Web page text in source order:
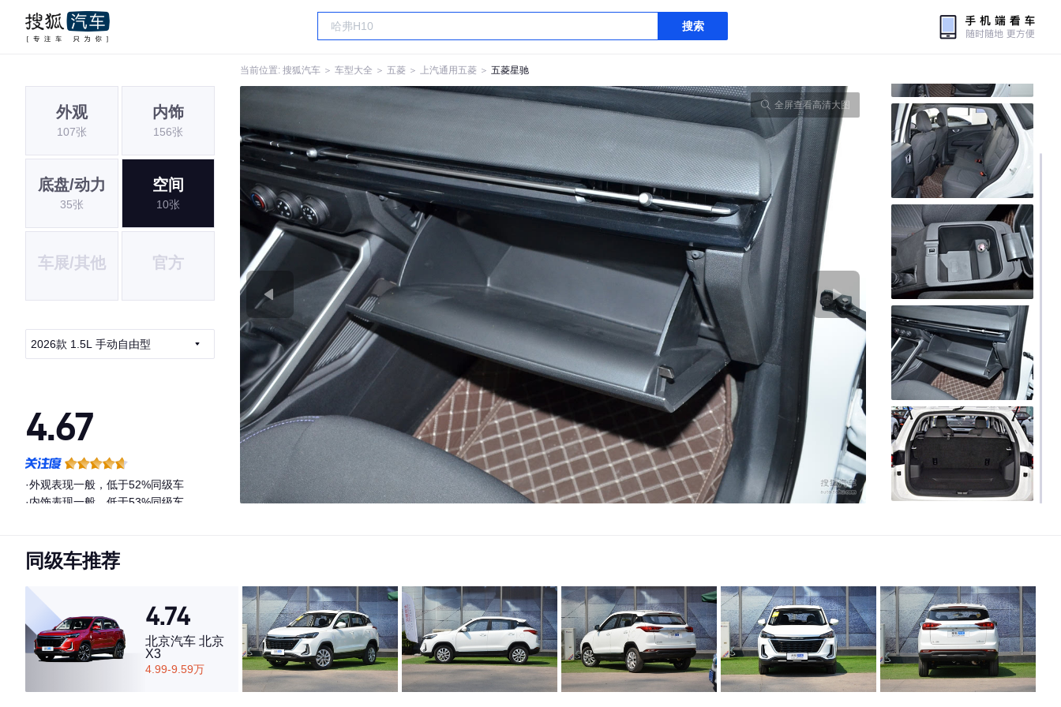
搜索
当前位置: 搜狐汽车 ＞ 车型大全 ＞ 五菱 ＞ 上汽通用五菱 ＞ 五菱星驰
外观
107张
内饰
156张
底盘/动力
35张
空间
10张
车展/其他 官方
2026款 1.5L 手动自由型
4.67
·外观表现一般，低于52%同级车
·内饰表现一般，低于53%同级车
全屏查看高清大图
同级车推荐
4.74
北京汽车 北京
X3
4.99-9.59万